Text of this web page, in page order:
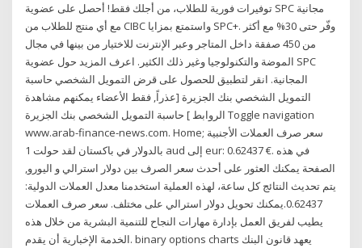
توفيرات فورية للطلاب، من أجلك فقط! أحصل على عضوية SPC مجانية
مع أي منتج للطلاب من CIBC واستمتع بمزايا SPC+. وفّر حتى 30% مع أكثر
من 450 صفقة داخل المتاجر وعبر الإنترنت للاختيار من بينها في مجال
الموضة والتكنولوجيا وغير ذلك الكثير. اعرف المزيد حول عضوية SPC
المجانية. انقر لتطبيق للحصول على قرض التمويل الشخصي حاسبة
التمويل الشخصي بنك الجزيرة [عذراً, فقط الأعضاء يمكنهم مشاهدة
الروابط ] حاسبة التمويل الشخصي بنك الجزيرة Toggle navigation
www.arab-finance-news.com. Home; سعر صرف العملات الأجنبية
بالدولار في باكستان لقد حولت 1 aud إلى eur: 0.62437 €. في هذه
الصفحة يمكنك العثور على أحدث سعر الصرف بين دولار استرالي و اليورو,
يتم تحديث النتائج كل ساعة، لهذه العملية استخدمنا معدل العملات الدولية:
0.62437.يمكنك تحويل دولار استرالي على مختلف. سعر صرف العملات
يطيب لفريق العمل بإدارة مهارات النجاح للتنمية البشرية من خلال هذه
الخدمة الإخبارية أن يقدم. binary options charts يعهد قانون البنك